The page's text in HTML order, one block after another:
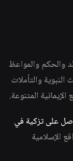
والحكم والمواعظ
النبوية والتأملات
المتنوعة.
على تزكية في
الإسلامية